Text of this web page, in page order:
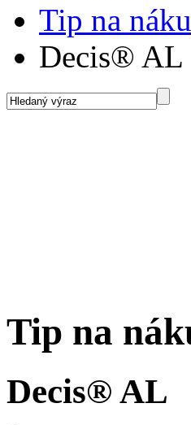
Tip na
Decis® AL
Tip na
Decis® AL